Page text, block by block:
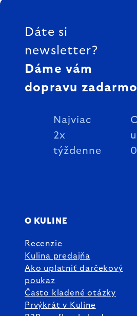
ZÁPÄTIE
Dáte si
newsletter?
Dáme vám
dopravu zadarmo
Najviac
2x
týždenne
O KULINE
Recenzie
Kulina predajňa
Ako uplatniť darčekový
poukaz
Často kladené otázky
Prvýkrát v Kuline